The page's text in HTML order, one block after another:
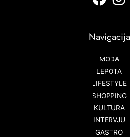
Navigacija
MODA
LEPOTA
LIFESTYLE
SHOPPING
KULTURA
INTERVJU
GASTRO